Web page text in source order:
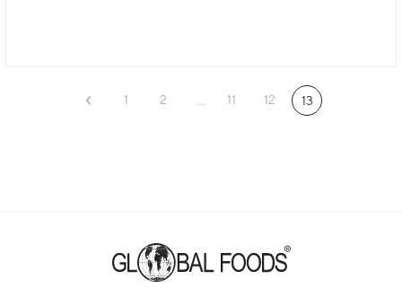
1 2 ... 11 12 13